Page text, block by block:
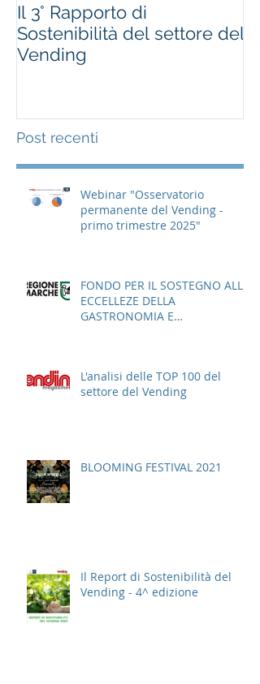
Il 3° Rapporto di
Sostenibilità del settore del
Vending
Post recenti
Webinar "Osservatorio
permanente del Vending -
primo trimestre 2025"
FONDO PER IL SOSTEGNO ALLE
ECCELLEZE DELLA
GASTRONOMIA E
L'analisi delle TOP 100 del
settore del Vending
BLOOMING FESTIVAL 2021
Il Report di Sostenibilità del
Vending - 4^ edizione